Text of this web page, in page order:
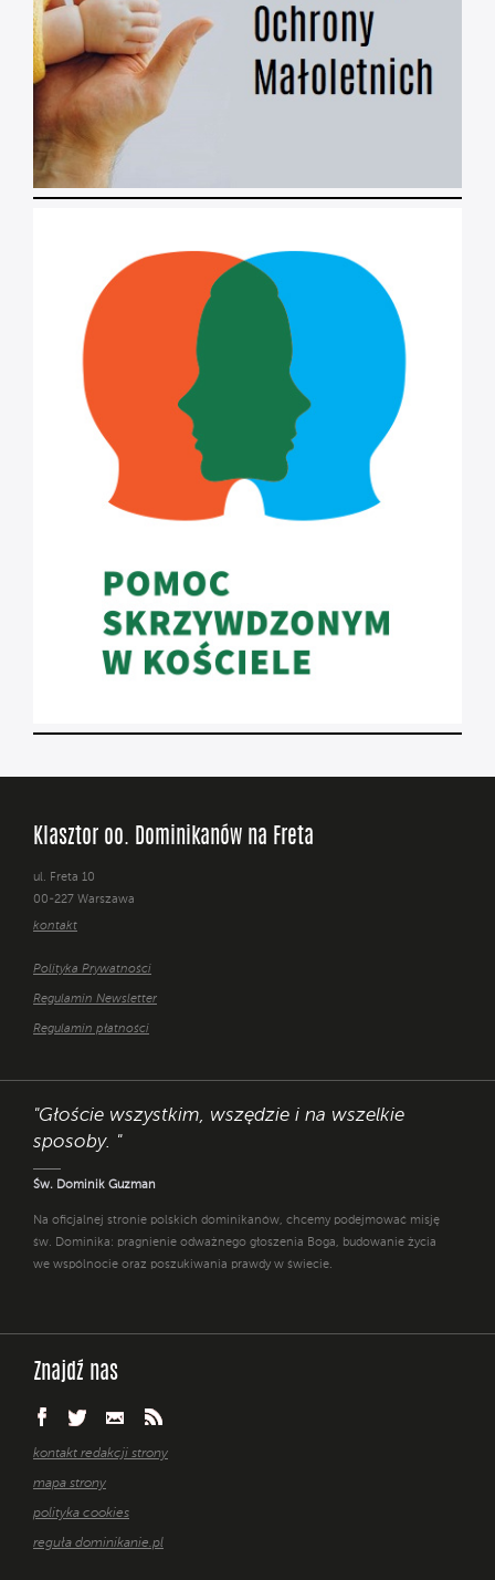
Klasztor oo. Dominikanów na Freta
ul. Freta 10
00-227 Warszawa
kontakt
Polityka Prywatności
Regulamin Newsletter
Regulamin płatności
"Głoście wszystkim, wszędzie i na wszelkie
sposoby. "
Św. Dominik Guzman
Na oficjalnej stronie polskich dominikanów, chcemy podejmować misję
św. Dominika: pragnienie odważnego głoszenia Boga, budowanie życia
we wspólnocie oraz poszukiwania prawdy w świecie.
Znajdź nas
kontakt redakcji strony
mapa strony
polityka cookies
reguła dominikanie.pl